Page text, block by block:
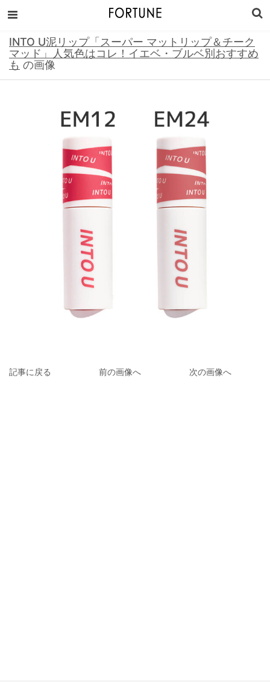
INTO U泥リップ「スーパー マットリップ＆チーク
マッド」人気色はコレ！イエベ・ブルベ別おすすめ
も の画像
記事に戻る 前の画像へ 次の画像へ